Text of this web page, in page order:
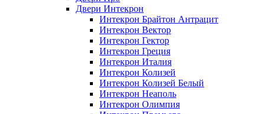
Двери Интекрон
Интекрон Брайтон Антрацит
Интекрон Вектор
Интекрон Гектор
Интекрон Греция
Интекрон Италия
Интекрон Колизей
Интекрон Колизей Белый
Интекрон Неаполь
Интекрон Олимпия